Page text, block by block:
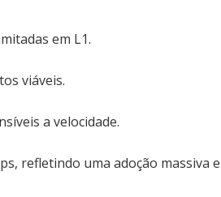
em L1.
viáveis.
a velocidade.
refletindo uma adoção massiva e